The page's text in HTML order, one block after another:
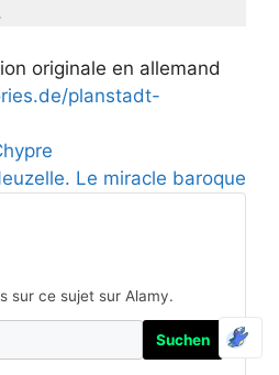
originale en allemand
planstadt-
Le miracle baroque
sur ce sujet sur Alamy.
Suchen